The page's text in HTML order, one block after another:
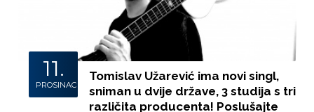
11.
PROSINAC
Tomislav Užarević ima novi singl,
sniman u dvije države, 3 studija s tri
različita producenta! Poslušajte